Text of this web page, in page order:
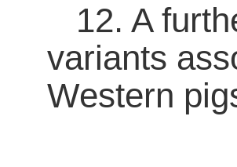
12. A
variants
Western